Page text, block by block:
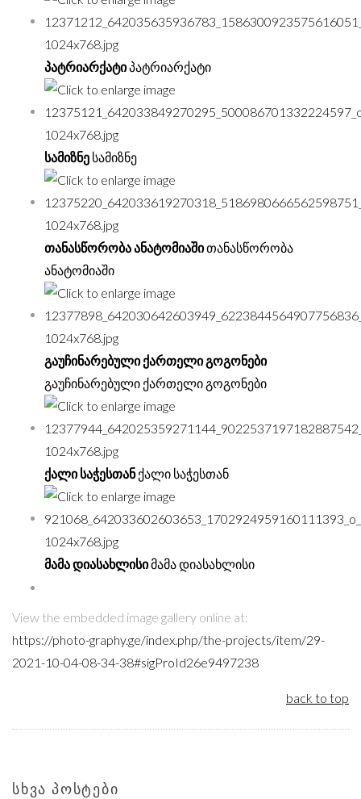
პატრიარქატიპატრიარქატი
სამიზნე სამიზნე
თანასწორობა ანატომიაშითანასწორობა
ანატომიაში
გაუჩინარებული ქართელი გოგონები
გაუჩინარებული ქართელი გოგონები
ქალი საჭესთან ქალი საჭესთან
მამა დიასახლისიმამა დიასახლისი
View the embedded image gallery online at:
https://photo-graphy.ge/index.php/the-projects/item/29-
2021-10-04-08-34-38#sigProId26e9497238
back to top
ᲡᲮᲕᲐ ᲞᲝᲡᲢᲔᲑᲘ